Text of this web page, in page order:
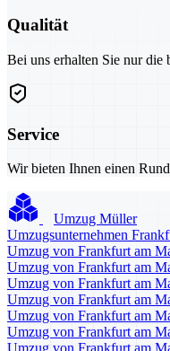
Qualität
Bei uns erhalten Sie nur die
Service
Wir bieten Ihnen einen
Umzug Müller
Umzugsunternehmen
Umzug von Frankfurt am
Umzug von Frankfurt am
Umzug von Frankfurt am
Umzug von Frankfurt am
Umzug von Frankfurt am
Umzug von Frankfurt am